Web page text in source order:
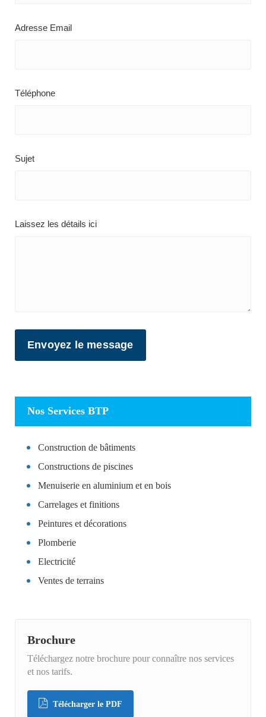
Nos Services BTP
Construction de bâtiments
Constructions de piscines
Menuiserie en aluminium et en bois
Carrelages et finitions
Peintures et décorations
Plomberie
Electricité
Ventes de terrains
Brochure
Téléchargez notre brochure pour connaître nos services
et nos tarifs.
Télécharger le PDF
Adresse Email
Téléphone
Sujet
Laissez les détails ici